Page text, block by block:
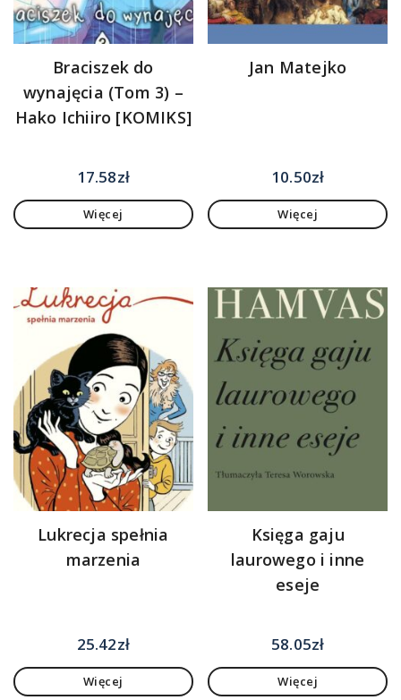
Braciszek do
wynajęcia (Tom 3) –
Hako Ichiiro [KOMIKS]
17.58zł
Więcej
Jan Matejko
10.50zł
Więcej
Lukrecja spełnia
marzenia
25.42zł
Więcej
Księga gaju
laurowego i inne
eseje
58.05zł
Więcej